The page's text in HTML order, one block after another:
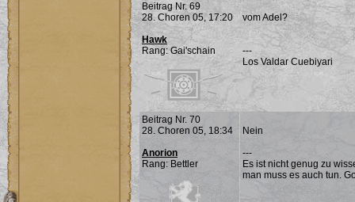
Beitrag Nr. 69
28. Choren 05, 17:20
Hawk
Rang: Gai'schain
vom Adel?
---
Los Valdar Cuebiyari
Beitrag Nr. 70
28. Choren 05, 18:34
Anorion
Rang: Bettler
Nein
---
Es ist nicht genug zu
man muss es auch tun.